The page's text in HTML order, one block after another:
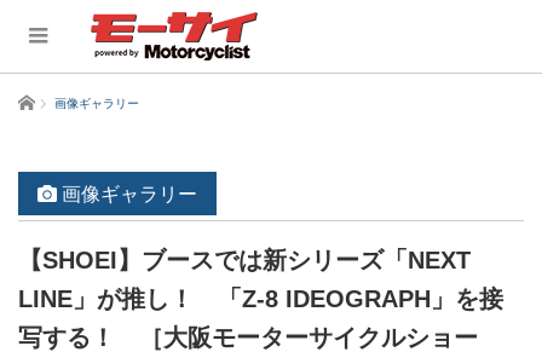
ホーム 画像ギャラリー
画像ギャラリー
【SHOEI】ブースでは新シリーズ「NEXT
LINE」が推し！ 「Z-8 IDEOGRAPH」を接
写する！ ［大阪モーターサイクルショー